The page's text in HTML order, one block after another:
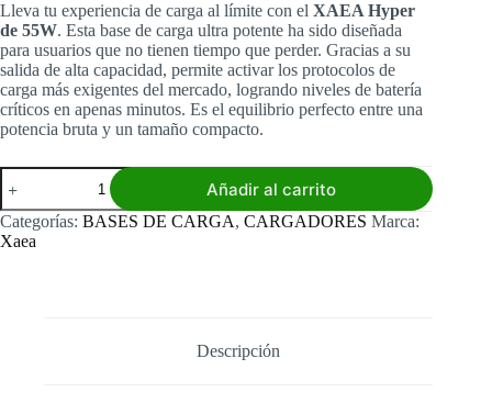
Lleva tu experiencia de carga al límite con el XAEA Hyper
de 55W. Esta base de carga ultra potente ha sido diseñada
para usuarios que no tienen tiempo que perder. Gracias a su
salida de alta capacidad, permite activar los protocolos de
carga más exigentes del mercado, logrando niveles de batería
críticos en apenas minutos. Es el equilibrio perfecto entre una
potencia bruta y un tamaño compacto.
Base
de
carga
tipo
C
Añadir al carrito
Categorías: BASES DE CARGA, CARGADORES Marca:
Xaea
Descripción